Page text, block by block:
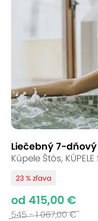
Liečebný 7-
Kúpele Štós, KÚPELE
23 % zľava
od 415,00 €
545 - 1 067,00 €